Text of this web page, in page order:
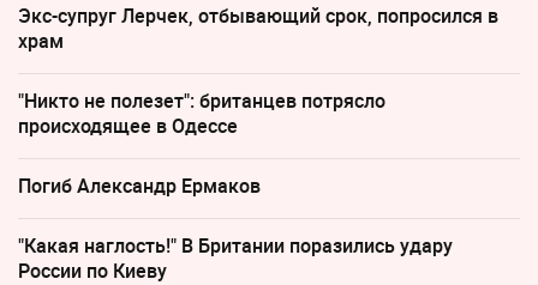
Экс-супруг Лерчек, отбывающий срок, попросился в
храм
"Никто не полезет": британцев потрясло
происходящее в Одессе
Погиб Александр Ермаков
"Какая наглость!" В Британии поразились удару
России по Киеву